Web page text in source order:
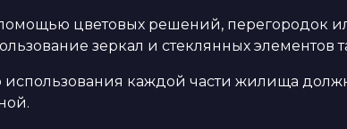
цветовых решений, перегородок
зеркал и стеклянных элементов
каждой части жилища